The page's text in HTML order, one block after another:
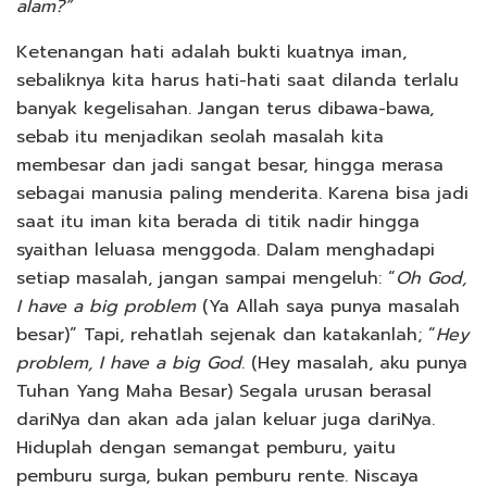
alam?”
Ketenangan hati adalah bukti kuatnya iman,
sebaliknya kita harus hati-hati saat dilanda terlalu
banyak kegelisahan. Jangan terus dibawa-bawa,
sebab itu menjadikan seolah masalah kita
membesar dan jadi sangat besar, hingga merasa
sebagai manusia paling menderita. Karena bisa jadi
saat itu iman kita berada di titik nadir hingga
syaithan leluasa menggoda. Dalam menghadapi
setiap masalah, jangan sampai mengeluh: “Oh God,
I have a big problem(Ya Allah saya punya masalah
besar)” Tapi, rehatlah sejenak dan katakanlah; “Hey
problem, I have a big God. (Hey masalah, aku punya
Tuhan Yang Maha Besar) Segala urusan berasal
dariNya dan akan ada jalan keluar juga dariNya.
Hiduplah dengan semangat pemburu, yaitu
pemburu surga, bukan pemburu rente. Niscaya